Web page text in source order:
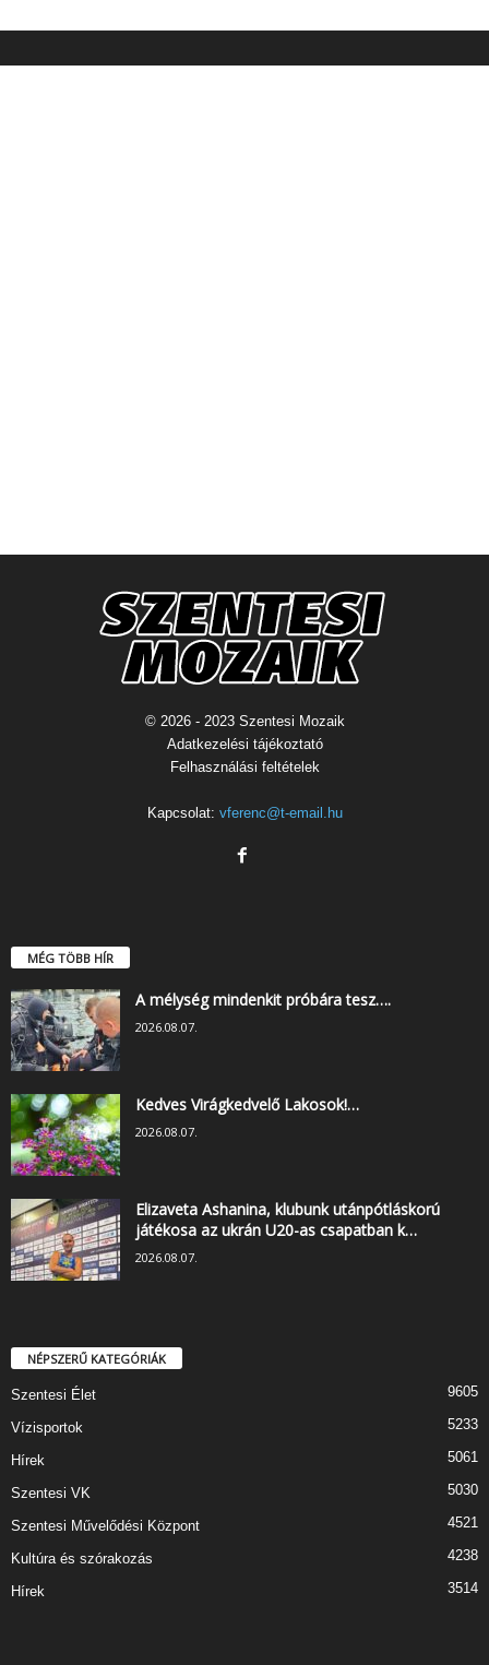
© 2026 - 2023 Szentesi Mozaik
Adatkezelési tájékoztató
Felhasználási feltételek
Kapcsolat: vferenc@t-email.hu
MÉG TÖBB HÍR
A mélység mindenkit próbára tesz….
2026.08.07.
Kedves Virágkedvelő Lakosok!…
2026.08.07.
Elizaveta Ashanina, klubunk utánpótláskorú
játékosa az ukrán U20-as csapatban k…
2026.08.07.
NÉPSZERŰ KATEGÓRIÁK
Szentesi Élet 9605
Vízisportok 5233
Hírek 5061
Szentesi VK 5030
Szentesi Művelődési Központ 4521
Kultúra és szórakozás 4238
Hírek 3514